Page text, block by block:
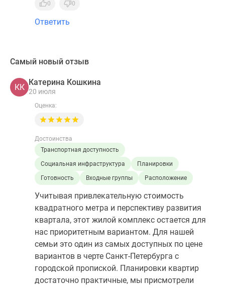
0 0
Ответить
Самый новый отзыв
КК
Катерина Кошкина
20 июля
Оценка:
Достоинства
Транспортная доступность
Социальная инфраструктура
Планировки
Готовность
Входные группы Расположение
Учитывая привлекательную стоимость
квадратного метра и перспективу развития
квартала, этот жилой комплекс остается для
нас приоритетным вариантом. Для нашей
семьи это один из самых доступных по цене
вариантов в черте Санкт-Петербурга с
городской пропиской. Планировки квартир
достаточно практичные, мы присмотрели